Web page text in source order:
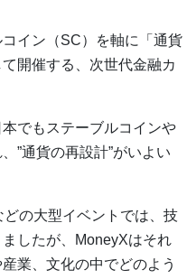
イン（SC）を軸に「通貨
開催する、次世代金融カ
でもステーブルコインや
”通貨の再設計”がいよい
の大型イベントでは、技
したが、MoneyXはそれ
業、文化の中でどのよう